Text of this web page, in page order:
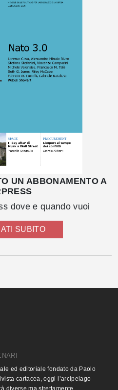
UN ABBONAMENTO A
dove e quando vuoi
SUBITO
ed editoriale fondato da Paolo
cartacea, oggi l’arcipelago